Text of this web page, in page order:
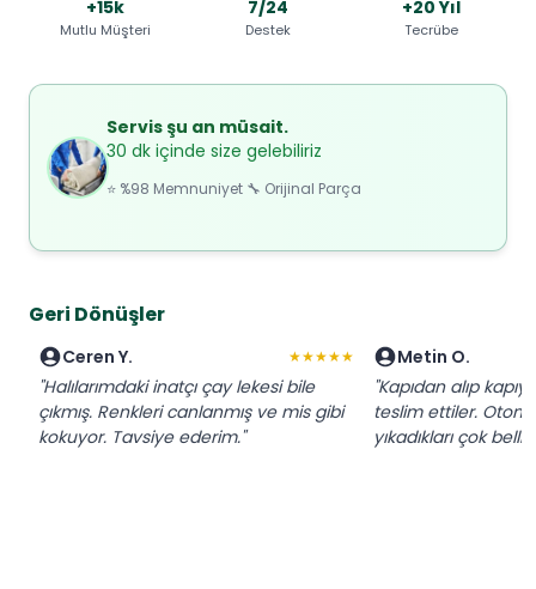
+15k
Mutlu Müşteri
7/24
Destek
+20 Yıl
Tecrübe
Servis şu an müsait.
30 dk içinde size gelebiliriz
⭐ %98 Memnuniyet 🔧 Orijinal Parça
Geri Dönüşler
Ceren Y. ★★★★★
"Halılarımdaki inatçı çay lekesi bile
çıkmış. Renkleri canlanmış ve mis gibi
kokuyor. Tavsiye ederim."
Metin O.
"Kapıdan alıp
teslim ettiler.
yıkadıkları çok